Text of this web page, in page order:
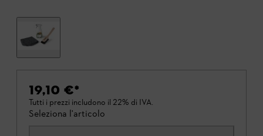
19,10 €*
Tutti i prezzi includono il 22% di IVA.
Seleziona l'articolo